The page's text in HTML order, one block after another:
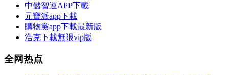
中儲智運APP下載
元寶派app下載
購物黨app下載最新版
浩克下載無限vip版
全网热点